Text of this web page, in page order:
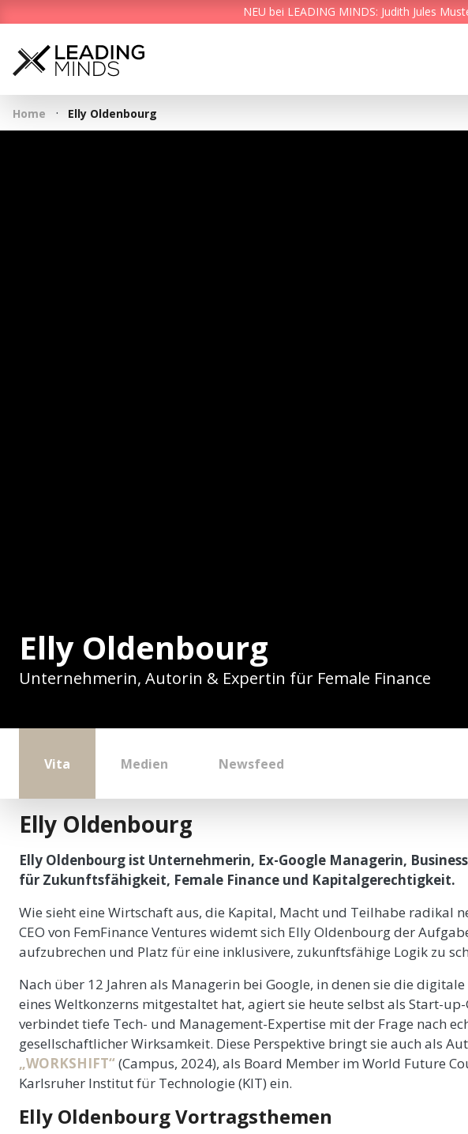
NEU bei LEADING MINDS: Judith Jules
Home · Elly Oldenbourg
Elly Oldenbourg
Unternehmerin, Autorin & Expertin für Female Finance
Vita Medien Newsfeed
Elly Oldenbourg
Elly Oldenbourg ist Unternehmerin, Ex-Google Managerin,
für Zukunftsfähigkeit, Female Finance und Kapitalgerechtigkeit.
Wie sieht eine Wirtschaft aus, die Kapital, Macht und Teilhabe radikal
CEO von FemFinance Ventures widemt sich Elly Oldenbourg der
aufzubrechen und Platz für eine inklusivere, zukunftsfähige Logik zu
Nach über 12 Jahren als Managerin bei Google, in denen sie die
eines Weltkonzerns mitgestaltet hat, agiert sie heute selbst als Start-
verbindet tiefe Tech- und Management-Expertise mit der Frage nach
gesellschaftlicher Wirksamkeit. Diese Perspektive bringt sie auch als
„WORKSHIFT“ (Campus, 2024), als Board Member im World Future
Karlsruher Institut für Technologie (KIT) ein.
Elly Oldenbourg Vortragsthemen